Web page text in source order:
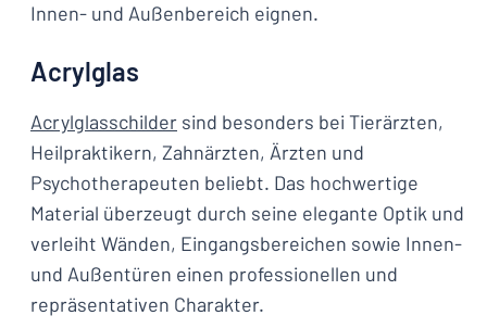
Innen- und Außenbereich eignen.
Acrylglas
Acrylglasschilder sind besonders bei Tierärzten,
Heilpraktikern, Zahnärzten, Ärzten und
Psychotherapeuten beliebt. Das hochwertige
Material überzeugt durch seine elegante Optik und
verleiht Wänden, Eingangsbereichen sowie Innen-
und Außentüren einen professionellen und
repräsentativen Charakter.